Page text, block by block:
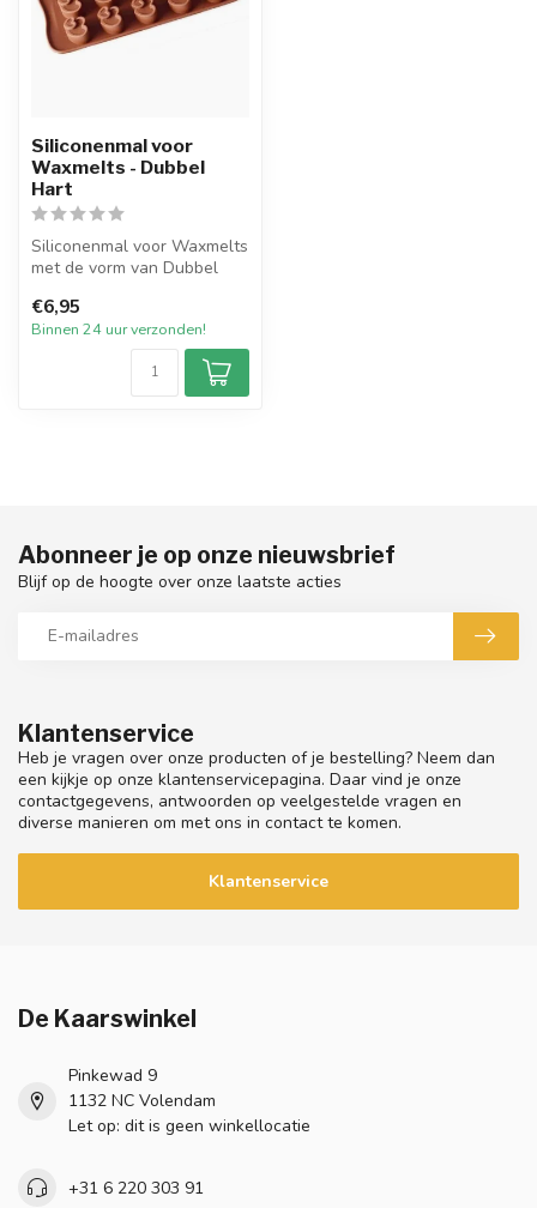
Siliconenmal voor
Waxmelts - Dubbel
Hart
Siliconenmal voor Waxmelts
met de vorm van Dubbel
totaa...
€6,95
Binnen 24 uur verzonden!
Klantenservice
Heb je vragen over onze producten of je bestelling? Neem dan
een kijkje op onze klantenservicepagina. Daar vind je onze
contactgegevens, antwoorden op veelgestelde vragen en
diverse manieren om met ons in contact te komen.
Klantenservice
Abonneer je op onze nieuwsbrief
Blijf op de hoogte over onze laatste acties
De Kaarswinkel
Pinkewad 9
1132 NC Volendam
Let op: dit is geen winkellocatie
+31 6 220 303 91